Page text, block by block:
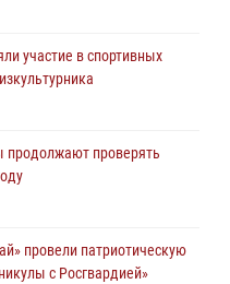
участие в спортивных
продолжают проверять
провели патриотическую
с Росгвардией»